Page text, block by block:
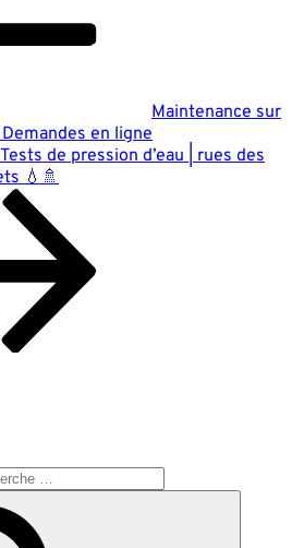
Maintenance sur
en ligne
Tests de pression d’eau | rues des
💧🚿